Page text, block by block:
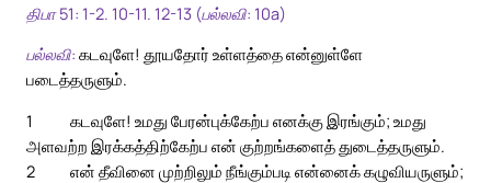
திபா 51: 1-2. 10-11. 12-13 (பல்லவி: 10a)
பல்லவி: கடவுளே! தூயதோர் உள்ளத்தை என்னுள்ளே
படைத்தருளும்.
1
கடவுளே! உமது பேரன்புக்கேற்ப எனக்கு இரங்கும்; உமது
அளவற்ற இரக்கத்திற்கேற்ப என் குற்றங்களைத் துடைத்தருளும்.
2
என் தீவினை முற்றிலும் நீங்கும்படி என்னைக் கழுவியருளும்;